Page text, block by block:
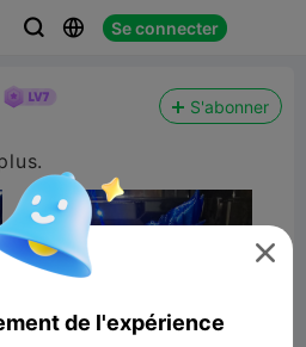
  Se connecter
S'abonner

de l'expérience